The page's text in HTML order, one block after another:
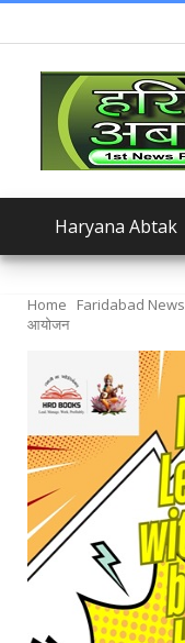
Haryana Abtak
Home Faridabad News
आयोजन